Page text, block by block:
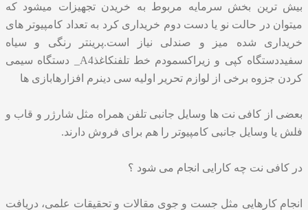
بیش ترین بخش سرمایه مربوط به خریدن تجهیزات میشود که
میتوان در حالت نو یا دست دوم خریداری کرد به تعداد کامپیوتر های
خریداری شده میز و صندلی نیاز است.پرینتر رنگی و سیاه
سفیددستگاه کپی و زیراکسمودم خط تلفنکاغذA4_ دستگاه سیمی
کردن جزوه برخی از لوازم تحریر اولیه سی دینرم افزارهابازی ها
بعضی از کافی نت ها وسایل جانبی تلفن همراه مثل شارژر و قاب و
فلش یا وسایل جانبی کامپیوتر را هم برای فروش دارند.
در کافی نت چه کارایی انجام می شود ؟
انجام کارهایی مثل جست و جوی مقالات و تحقیقات علمی، دریافت